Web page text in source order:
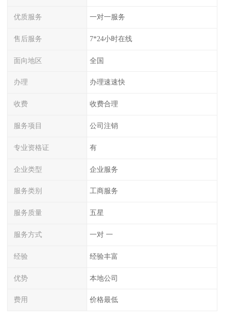
优质服务 一对一服务
售后服务 7*24小时在线
面向地区 全国
办理 办理速速快
收费 收费合理
服务项目 公司注销
专业资格证 有
企业类型 企业服务
服务类别 工商服务
服务质量 五星
服务方式 一对 一
经验 经验丰富
优势 本地公司
费用 价格最低